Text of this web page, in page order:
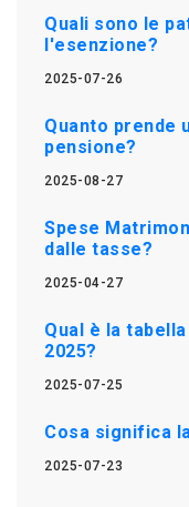
Quali sono le
l'esenzione?
2025-07-26
Quanto prende
pensione?
2025-08-27
Spese
dalle tasse?
2025-04-27
Qual è la
2025?
2025-07-25
Cosa significa
2025-07-23